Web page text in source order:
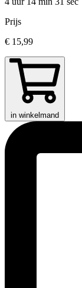
Prijs
€ 15,99
in winkelmand